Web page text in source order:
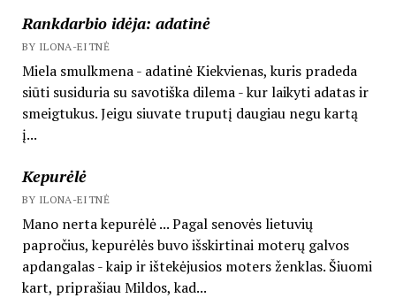
Rankdarbio idėja: adatinė
BY ILONA-EITNĖ
Miela smulkmena - adatinė Kiekvienas, kuris pradeda
siūti susiduria su savotiška dilema - kur laikyti adatas ir
smeigtukus. Jeigu siuvate truputį daugiau negu kartą
į...
Kepurėlė
BY ILONA-EITNĖ
Mano nerta kepurėlė ... Pagal senovės lietuvių
papročius, kepurėlės buvo išskirtinai moterų galvos
apdangalas - kaip ir ištekėjusios moters ženklas. Šiuomi
kart, priprašiau Mildos, kad...